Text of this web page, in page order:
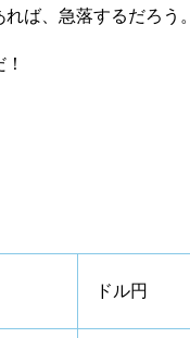
ば、急落するだろう。
ドル円